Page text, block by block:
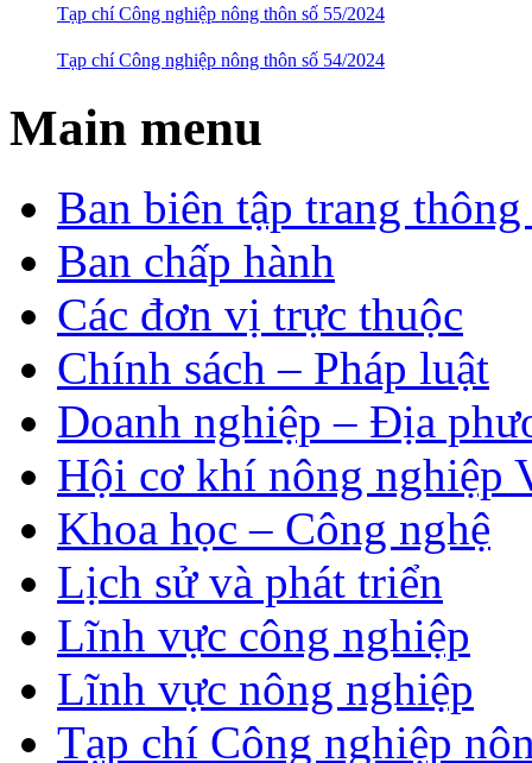
Tạp chí Công nghiệp nông thôn số 55/2024
Tạp chí Công nghiệp nông thôn số 54/2024
Main menu
Ban biên tập trang
Ban chấp hành
Các đơn vị trực thuộc
Chính sách – Pháp luật
Doanh nghiệp – Địa
Hội cơ khí nông nghiệp
Khoa học – Công nghệ
Lịch sử và phát triển
Lĩnh vực công nghiệp
Lĩnh vực nông nghiệp
Tạp chí Công nghiệp